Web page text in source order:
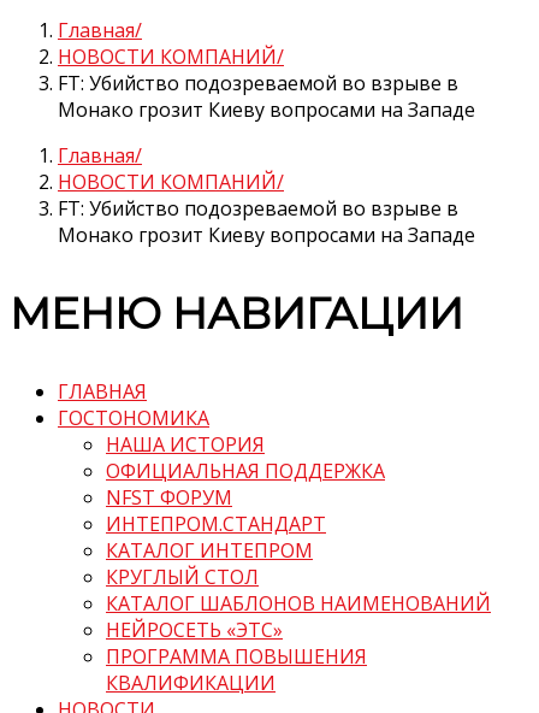
Главная
НОВОСТИ КОМПАНИЙ
FT: Убийство подозреваемой во взрыве в
Монако грозит Киеву вопросами на Западе
Главная
НОВОСТИ КОМПАНИЙ
FT: Убийство подозреваемой во взрыве в
Монако грозит Киеву вопросами на Западе
МЕНЮ НАВИГАЦИИ
ГЛАВНАЯ
ГОСТОНОМИКА
НАША ИСТОРИЯ
ОФИЦИАЛЬНАЯ ПОДДЕРЖКА
NFST ФОРУМ
ИНТЕПРОМ.СТАНДАРТ
КАТАЛОГ ИНТЕПРОМ
КРУГЛЫЙ СТОЛ
КАТАЛОГ ШАБЛОНОВ НАИМЕНОВАНИЙ
НЕЙРОСЕТЬ «ЭТС»
ПРОГРАММА ПОВЫШЕНИЯ
КВАЛИФИКАЦИИ